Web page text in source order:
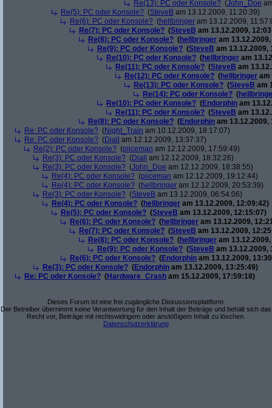
Re(13): PC oder Konsole? (John_Doe
Re(5): PC oder Konsole? (SteveB am 13.12.2009, 11:20:39)
Re(6): PC oder Konsole? (hellbringer am 13.12.2009,
Re(7): PC oder Konsole? (SteveB am 13.12.2009,
Re(8): PC oder Konsole? (hellbringer am
Re(9): PC oder Konsole? (SteveB am 13.12.2009,
Re(10): PC oder Konsole? (hellbringer am
Re(11): PC oder Konsole? (SteveB am
Re(12): PC oder Konsole? (hellbringer am
Re(13): PC oder Konsole? (SteveB am
Re(14): PC oder Konsole? (
Re(10): PC oder Konsole? (Endorphin am
Re(11): PC oder Konsole? (SteveB am
Re(8): PC oder Konsole? (Endorphin am 13.12.2009,
Re: PC oder Konsole? (Night_Train am 10.12.2009, 18:17:07)
Re: PC oder Konsole? (Diall
am 12.12.2009, 13:37:37)
Re(2): PC oder Konsole? (piiceman am 12.12.2009, 17:59:49)
Re(3): PC oder Konsole? (Diall
am 12.12.2009, 18:32:26)
Re(3): PC oder Konsole? (John_Doe am 12.12.2009, 18:38:55)
Re(4): PC oder Konsole? (piiceman am 12.12.2009, 19:12:44)
Re(4): PC oder Konsole? (hellbringer am 12.12.2009, 20:53:39)
Re(3): PC oder Konsole? (SteveB am 13.12.2009, 06:54:06)
Re(4): PC oder Konsole? (hellbringer am 13.12.2009, 12:09:42)
Re(5): PC oder Konsole? (SteveB am 13.12.2009, 12:15:07)
Re(6): PC oder Konsole? (hellbringer am 13.12.2009,
Re(7): PC oder Konsole? (SteveB am 13.12.2009,
Re(8): PC oder Konsole? (hellbringer am
Re(9): PC oder Konsole? (SteveB am 13.12.2009,
Re(6): PC oder Konsole? (Endorphin am 13.12.2009,
Re(3): PC oder Konsole? (Endorphin am 13.12.2009, 13:25:49)
Re: PC oder Konsole? (Hardware_Crash am 15.12.2009, 17:59:18)
Dieses Forum ist eine frei zugängliche Diskussionsplattform.
Der Betreiber übernimmt keine Verantwortung für den Inhalt der Beiträge und behält sich das
Recht vor, Beiträge mit rechtswidrigem oder anstößigem Inhalt zu löschen.
Datenschutzerklärung